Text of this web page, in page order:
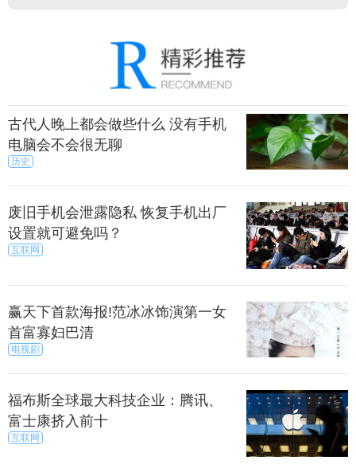
手机跑分的人都知道，目前顶级的安卓旗舰机，
安兔兔跑分已经超过了18万分，如小米6。
，在跑分方面，坚果Pro并不算强，但也属于时下
中端主流水准，性能上能够满足多数主流应用与游
古代人晚上都会做些什么 没有手机
电脑会不会很无聊
历史
废旧手机会泄露隐私 恢复手机出厂
设置就可避免吗？
互联网
赢天下首款海报!范冰冰饰演第一女
首富寡妇巴清
电视剧
福布斯全球最大科技企业：腾讯、
富士康挤入前十
互联网